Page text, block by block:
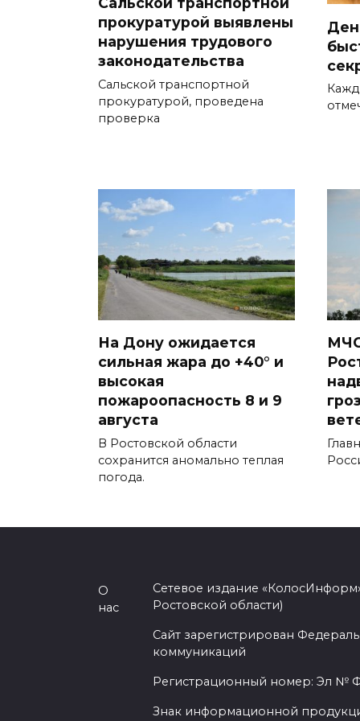
прокуратурой выявлены
нарушения трудового
законодательства
Сальской транспортной
прокуратурой, проведена
проверка
На Дону ожидается
сильная жара до +40° и
высокая
пожароопасность 8 и 9
августа
В Ростовской области
сохранится аномально теплая
погода.
О
нас
Сетевое издание
Ростовской области)
Сайт зарегистрирован
коммуникаций
Регистрационный номер: Эл №
Знак информационной